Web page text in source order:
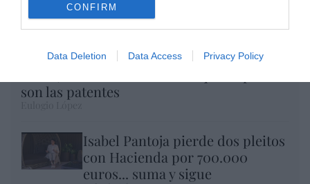
CONFIRM
Data Deletion Data Access Privacy Policy
son las patentes
Isabel Pantoja pierde dos pleitos
con Hacienda por 700.000
euros... suma y sigue